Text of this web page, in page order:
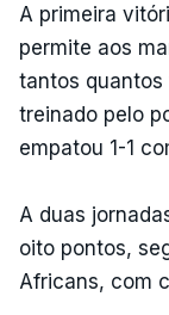
A primeira
permite aos
tantos quantos
treinado pelo
empatou 1-1
A duas
oito pontos,
Africans, com